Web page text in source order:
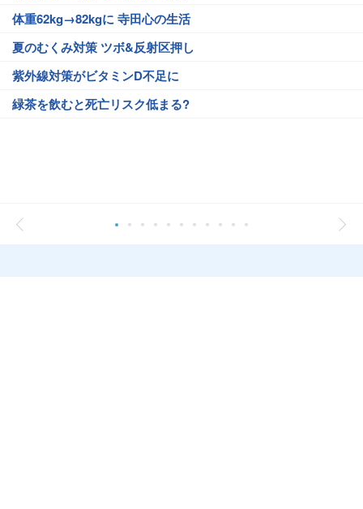
体重62kg→82kgに 寺田心の生活
夏のむくみ対策 ツボ&反射区押し
紫外線対策がビタミンD不足に
緑茶を飲むと死亡リスク低まる?